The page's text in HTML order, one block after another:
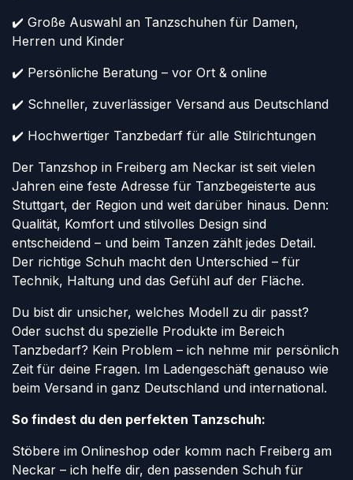
✔️ Große Auswahl an Tanzschuhen für Damen,
Herren und Kinder
✔️ Persönliche Beratung – vor Ort & online
✔️ Schneller, zuverlässiger Versand aus Deutschland
✔️ Hochwertiger Tanzbedarf für alle Stilrichtungen
Der Tanzshop in Freiberg am Neckar ist seit vielen
Jahren eine feste Adresse für Tanzbegeisterte aus
Stuttgart, der Region und weit darüber hinaus. Denn:
Qualität, Komfort und stilvolles Design sind
entscheidend – und beim Tanzen zählt jedes Detail.
Der richtige Schuh macht den Unterschied – für
Technik, Haltung und das Gefühl auf der Fläche.
Du bist dir unsicher, welches Modell zu dir passt?
Oder suchst du spezielle Produkte im Bereich
Tanzbedarf? Kein Problem – ich nehme mir persönlich
Zeit für deine Fragen. Im Ladengeschäft genauso wie
beim Versand in ganz Deutschland und international.
So findest du den perfekten Tanzschuh:
Stöbere im Onlineshop oder komm nach Freiberg am
Neckar – ich helfe dir, den passenden Schuh für